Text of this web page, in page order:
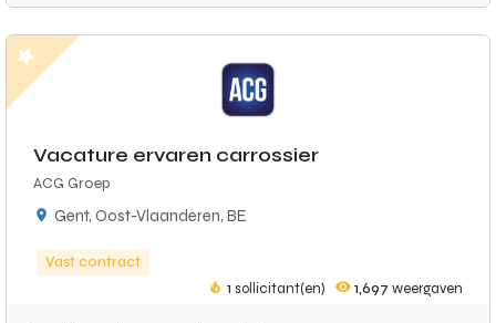
Vacature ervaren carrossier
ACG Groep
Gent, Oost-Vlaanderen, BE
Vast contract
1 sollicitant(en) 1,697 weergaven